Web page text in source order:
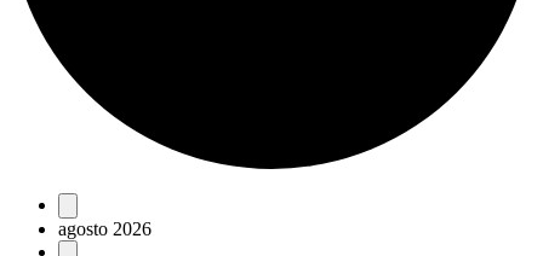
Eventos
agosto 2026